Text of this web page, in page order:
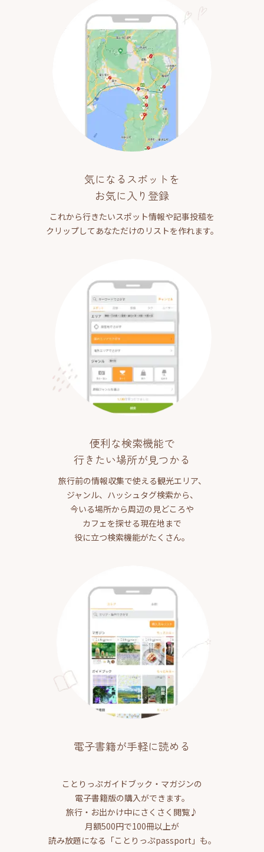
気になるスポットを
お気に入り登録
これから行きたいスポット情報や記事投稿を
クリップしてあなただけのリストを作れます。
便利な検索機能で
行きたい場所が見つかる
旅行前の情報収集で使える観光エリア、
ジャンル、ハッシュタグ検索から、
今いる場所から周辺の見どころや
カフェを探せる現在地まで
役に立つ検索機能がたくさん。
電子書籍が手軽に読める
ことりっぷガイドブック・マガジンの
電子書籍版の購入ができます。
旅行・お出かけ中にさくさく閲覧♪
月額500円で100冊以上が
読み放題になる「ことりっぷpassport」も。